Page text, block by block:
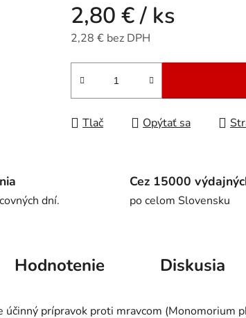
2,80 €/ ks
2,28 € bez DPH
Jednotková cena:
Tlač Opýtať sa
dní.
Cez 15000
po celom Slovensku
Hodnotenie Diskusia
účinný prípravok proti mravcom (Monomorium